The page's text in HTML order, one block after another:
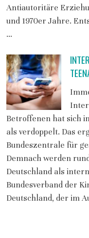
Antiautoritäre
und 1970er Jahre.
…
Betroffenen hat sich
als verdoppelt. Das
Bundeszentrale für
Demnach werden
Deutschland als
Bundesverband der
Deutschland, der im